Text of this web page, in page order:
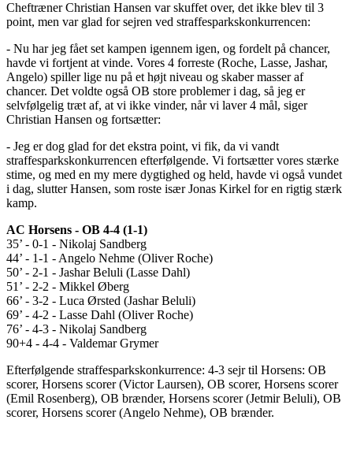
Cheftræner Christian Hansen var skuffet over, det ikke blev til 3
point, men var glad for sejren ved straffesparkskonkurrencen:
- Nu har jeg fået set kampen igennem igen, og fordelt på chancer,
havde vi fortjent at vinde. Vores 4 forreste (Roche, Lasse, Jashar,
Angelo) spiller lige nu på et højt niveau og skaber masser af
chancer. Det voldte også OB store problemer i dag, så jeg er
selvfølgelig træt af, at vi ikke vinder, når vi laver 4 mål, siger
Christian Hansen og fortsætter:
- Jeg er dog glad for det ekstra point, vi fik, da vi vandt
straffesparkskonkurrencen efterfølgende. Vi fortsætter vores stærke
stime, og med en my mere dygtighed og held, havde vi også vundet
i dag, slutter Hansen, som roste især Jonas Kirkel for en rigtig stærk
kamp.
AC Horsens - OB 4-4 (1-1)
35’ - 0-1 - Nikolaj Sandberg
44’ - 1-1 - Angelo Nehme (Oliver Roche)
50’ - 2-1 - Jashar Beluli (Lasse Dahl)
51’ - 2-2 - Mikkel Øberg
66’ - 3-2 - Luca Ørsted (Jashar Beluli)
69’ - 4-2 - Lasse Dahl (Oliver Roche)
76’ - 4-3 - Nikolaj Sandberg
90+4 - 4-4 - Valdemar Grymer
Efterfølgende straffesparkskonkurrence: 4-3 sejr til Horsens: OB
scorer, Horsens scorer (Victor Laursen), OB scorer, Horsens scorer
(Emil Rosenberg), OB brænder, Horsens scorer (Jetmir Beluli), OB
scorer, Horsens scorer (Angelo Nehme), OB brænder.